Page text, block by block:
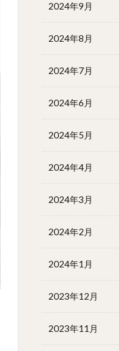
2024年9月
2024年8月
2024年7月
2024年6月
2024年5月
2024年4月
2024年3月
2024年2月
2024年1月
2023年12月
2023年11月